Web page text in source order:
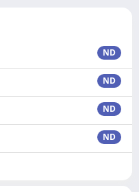
ND
ND
ND
ND